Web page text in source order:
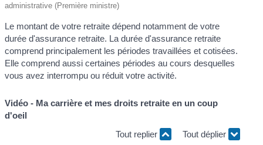
administrative (Première ministre)
Le montant de votre retraite dépend notamment de votre
durée d'assurance retraite. La durée d'assurance retraite
comprend principalement les périodes travaillées et cotisées.
Elle comprend aussi certaines périodes au cours desquelles
vous avez interrompu ou réduit votre activité.
Vidéo - Ma carrière et mes droits retraite en un coup
d'oeil
Tout replier
Tout déplier